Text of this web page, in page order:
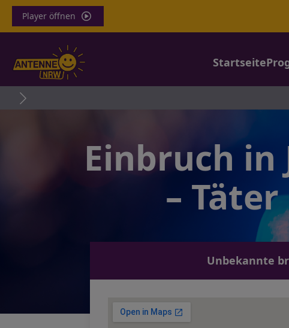
Player öffnen
Startseite
Einbruch
–
Unbekannte